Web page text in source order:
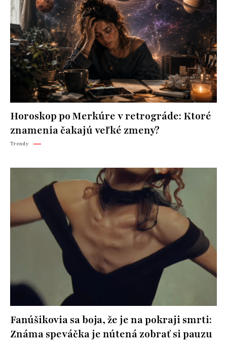
Horoskop po Merkúre v retrográde: Ktoré
znamenia čakajú veľké zmeny?
Trendy
Fanúšikovia sa boja, že je na pokraji smrti:
Známa speváčka je nútená zobrať si pauzu